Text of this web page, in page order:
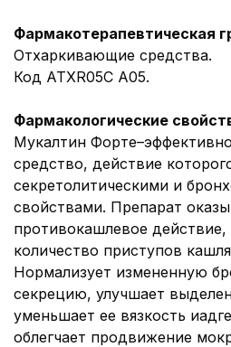
Фармакотерапевтическая
Отхаркивающие средства.
Код АТХR05C А05.
Фармакологические
Мукалтин
средство, действие
секретолитическими и
свойствами. Препарат
противокашлевое
количество приступов
Нормализует измененную
секрецию, улучшает
уменьшает ее вязкость
облегчает продвижение